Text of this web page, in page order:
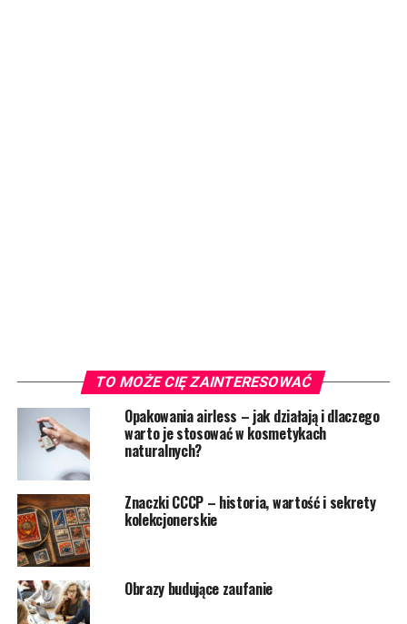
TO MOŻE CIĘ ZAINTERESOWAĆ
Opakowania airless – jak działają i dlaczego
warto je stosować w kosmetykach
naturalnych?
Znaczki CCCP – historia, wartość i sekrety
kolekcjonerskie
Obrazy budujące zaufanie